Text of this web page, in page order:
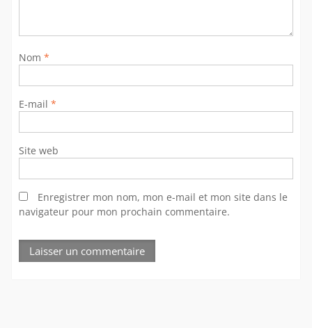
Nom *
E-mail *
Site web
Enregistrer mon nom, mon e-mail et mon site dans le
navigateur pour mon prochain commentaire.